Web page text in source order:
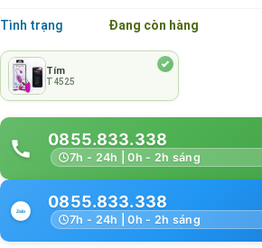
Tình trạng Đang còn hàng
Tím
T4525
0855.833.338
7h - 24h | 0h - 2h sáng
0855.833.338
7h - 24h | 0h - 2h sáng